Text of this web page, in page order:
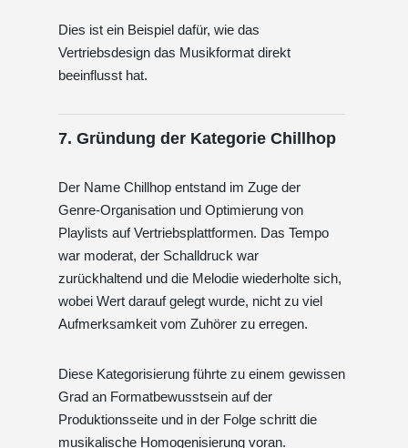
Dies ist ein Beispiel dafür, wie das
Vertriebsdesign das Musikformat direkt
beeinflusst hat.
7. Gründung der Kategorie Chillhop
Der Name Chillhop entstand im Zuge der
Genre-Organisation und Optimierung von
Playlists auf Vertriebsplattformen. Das Tempo
war moderat, der Schalldruck war
zurückhaltend und die Melodie wiederholte sich,
wobei Wert darauf gelegt wurde, nicht zu viel
Aufmerksamkeit vom Zuhörer zu erregen.
Diese Kategorisierung führte zu einem gewissen
Grad an Formatbewusstsein auf der
Produktionsseite und in der Folge schritt die
musikalische Homogenisierung voran.